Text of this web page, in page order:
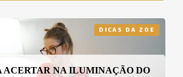
DICAS DA ZOE
ACERTAR NA ILUMINAÇÃO DO